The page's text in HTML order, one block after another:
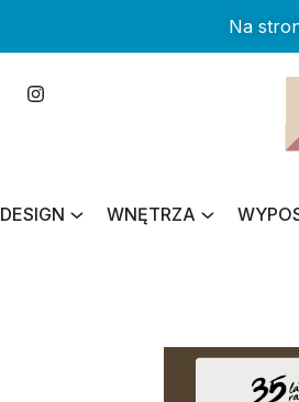
Na
DESIGN WNĘTRZA